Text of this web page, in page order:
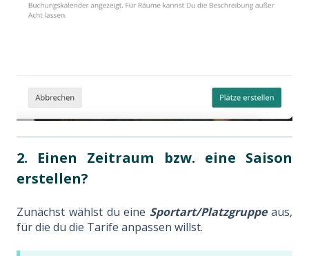
2. Einen Zeitraum bzw. eine Saison
erstellen?
Zunächst wählst du eine Sportart/Platzgruppeaus,
für die du die Tarife anpassen willst.